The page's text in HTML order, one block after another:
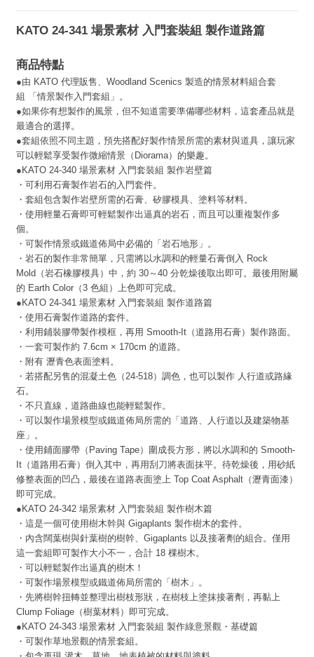
KATO 24-341 場景素材 入門套裝組 製作道路篇
商品特點
●由 KATO 代理販售、Woodland Scenics 製造的情景材料組合套
組 「情景製作入門套組」。
●如果你有想製作的風景，但不知道需要準備哪些材料，這套產品就是
最適合的選擇。
●套組依照不同主題，預先搭配好製作情景所需的素材與道具，讓玩家
可以輕鬆享受製作微縮情景（Diorama）的樂趣。
●KATO 24-340 場景素材 入門套裝組 製作岩壁篇
・可利用石膏製作岩石的入門套件。
・套組包含製作岩壁所需的石膏、矽膠模具、塗料等材料。
・使用輕量石膏即可輕鬆製作出逼真的岩石，而且可以重複製作多
個。
・可製作情景或鐵道佈局中必備的「岩石地形」。
・岩石的製作非常簡單，只需將以水調和的輕量石膏倒入 Rock
Mold（岩石橡膠模具）中，約 30～40 分乾燥後取出即可。最後用附屬
的 Earth Color（3 色組）上色即可完成。
●KATO 24-341 場景素材 入門套裝組 製作道路篇
・使用石膏製作道路的套件。
・利用鋪裝膠帶製作模框，再用 Smooth-It（道路用石膏）製作路面。
・一套可製作約 7.6cm × 170cm 的道路。
・附有 瀝青色表面塗料。
・若搭配另售的混凝土色（24-518）調色，也可以製作 人行道或路緣
石。
・不只直線，道路曲線也能輕鬆製作。
・可以製作場景模型或鐵道佈局所需的「道路、人行道以及建築物基
座」。
・使用鋪面膠帶（Paving Tape）圍成長方形，將以水調和的 Smooth-
It（道路用石膏）倒入其中，再用刮刀將表面抹平。待乾燥後，用砂紙
修整表面的凹凸，最後在道路表面塗上 Top Coat Asphalt（瀝青面漆）
即可完成。
●KATO 24-342 場景素材 入門套裝組 製作樹木篇
・這是一個可使用樹木幹與 Gigaplants 製作樹木的套件。
・內含闊葉樹與針葉樹的樹幹、Gigaplants 以及接著劑的組合。僅用
這一套組即可製作大小不一，合計 18 棵樹木。
・可以輕鬆製作出逼真的樹木！
・可製作場景模型或鐵道佈局所需的「樹木」。
・先將樹幹扭轉並整理出樹枝形狀，在樹枝上塗抹接著劑，再黏上
Clump Foliage（樹葉材料）即可完成。
●KATO 24-343 場景素材 入門套裝組 製作綠意景觀・基礎篇
・可製作草地景觀的情景套組。